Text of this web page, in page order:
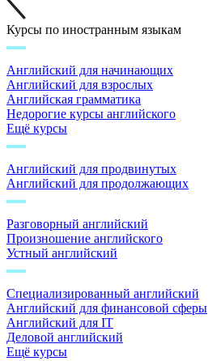
Курсы по иностранным языкам
Английский для начинающих
Английский для взрослых
Английская грамматика
Недорогие курсы английского
Ещё курсы
Английский для продвинутых
Английский для продолжающих
Разговорный английский
Произношение английского
Устный английский
Специализированный английский
Английский для финансовой сферы
Английский для IT
Деловой английский
Ещё курсы